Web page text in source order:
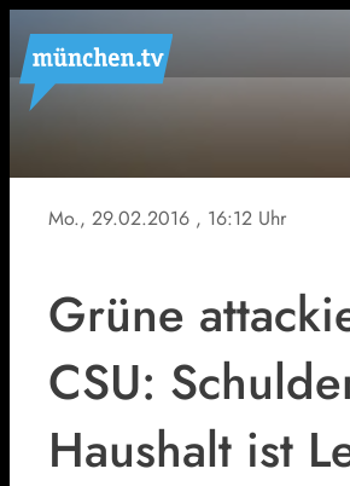
Mo., 29.02.2016 , 16:12 Uhr
Grüne
CSU:
Haushalt ist